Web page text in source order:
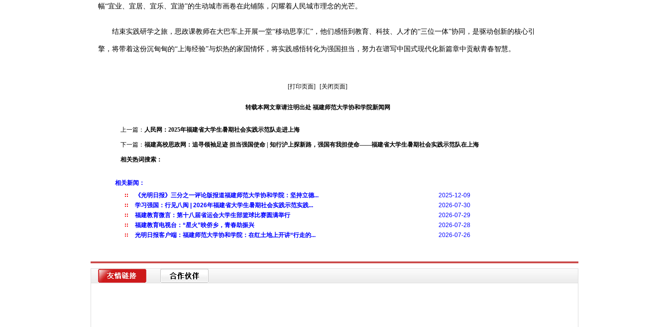
幅“宜业、宜居、宜乐、宜游”的生动城市画卷在此铺陈，闪耀着人民城市理念的光芒。
结束实践研学之旅，思政课教师在大巴车上开展一堂“移动思享汇”，他们感悟到教育、科技、人才的“三位一体”协同，是驱动创新的核心引
擎，将带着这份沉甸甸的“上海经验”与炽热的家国情怀，将实践感悟转化为强国担当，努力在谱写中国式现代化新篇章中贡献青春智慧。
[打印页面] [关闭页面]
转载本网文章请注明出处 福建师范大学协和学院新闻网
上一篇： 人民网：2025年福建省大学生暑期社会实践示范队走进上海
下一篇： 福建高校思政网：追寻领袖足迹 担当强国使命 | 知行沪上探新路，强国有我担使命——福建省大学生暑期社会实践示范队在上海
相关热词搜索：
相关新闻：